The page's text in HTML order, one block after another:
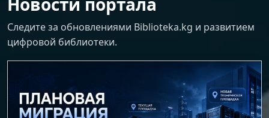
Следите за обновлениями Biblioteka.kg и развитием
цифровой библиотеки.